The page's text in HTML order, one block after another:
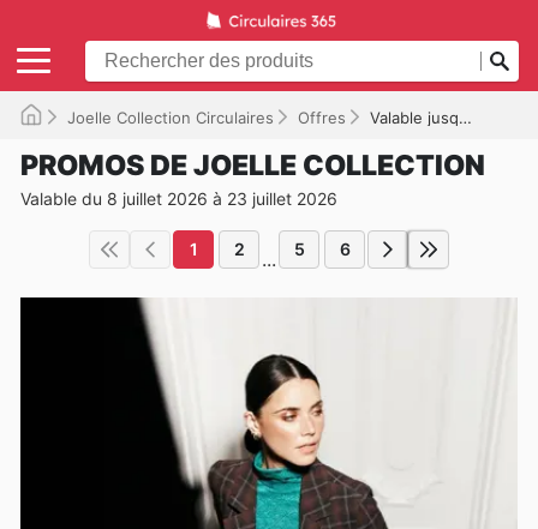
Joelle Collection Circulaires Offres Valable jusqu'à 2026-07-23
PROMOS DE JOELLE COLLECTION
Valable du 8 juillet 2026 à 23 juillet 2026
1 2 ... 5 6